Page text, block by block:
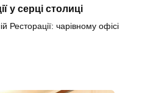
у серці столиці
чарівному офісі